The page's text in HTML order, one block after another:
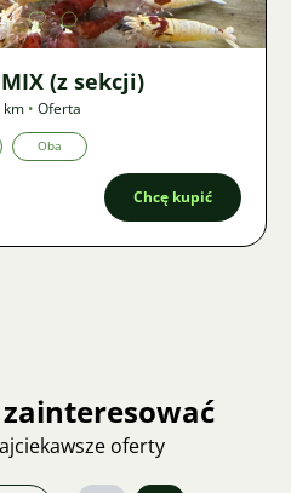
(z sekcji)
km • Oferta
Oba
Chcę kupić
zainteresować
oferty